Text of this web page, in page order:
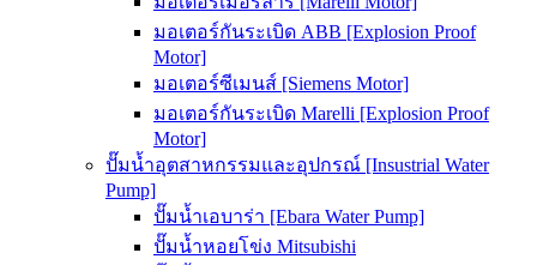
มอเตอร์กันระเบิด ABB [Explosion Proof
Motor]
มอเตอร์ซีเมนส์ [Siemens Motor]
มอเตอร์กันระเบิด Marelli [Explosion Proof
Motor]
ปั๊มน้ำอุตสาหกรรมและอุปกรณ์ [Insustrial Water
Pump]
ปั๊มน้ำเอบาร่า [Ebara Water Pump]
ปั๊มน้ำหอยโข่ง Mitsubishi